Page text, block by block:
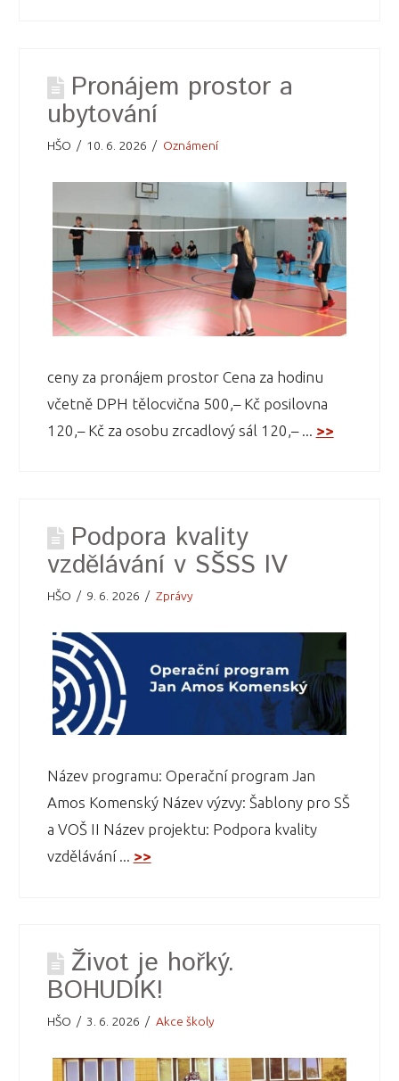
Pronájem prostor a
ubytování
HŠO 10. 6. 2026 Oznámení
ceny za pronájem prostor Cena za hodinu
včetně DPH tělocvična 500,– Kč posilovna
120,– Kč za osobu zrcadlový sál 120,– ... >>
Podpora kvality
vzdělávání v SŠSS IV
HŠO 9. 6. 2026 Zprávy
Název programu: Operační program Jan
Amos Komenský Název výzvy: Šablony pro SŠ
a VOŠ II Název projektu: Podpora kvality
vzdělávání ... >>
Život je hořký.
BOHUDÍK!
HŠO 3. 6. 2026 Akce školy